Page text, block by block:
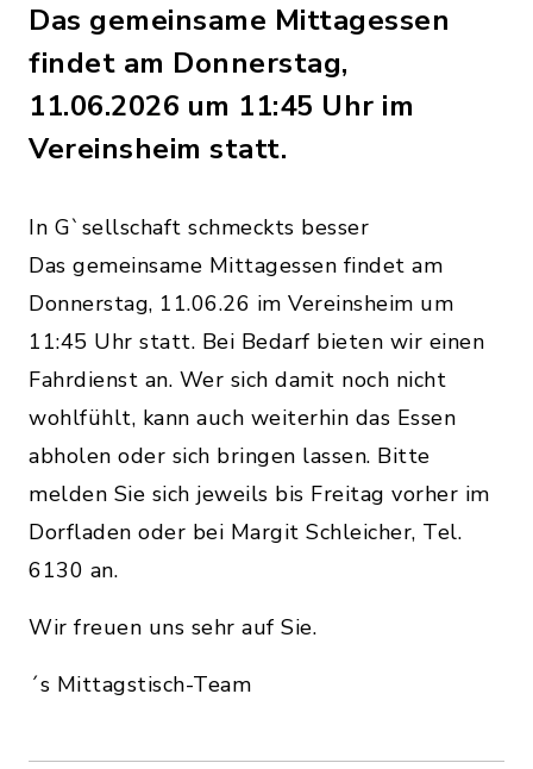
Das gemeinsame Mittagessen
findet am Donnerstag,
11.06.2026 um 11:45 Uhr im
Vereinsheim statt.
In G`sellschaft schmeckts besser
Das gemeinsame Mittagessen findet am
Donnerstag, 11.06.26 im Vereinsheim um
11:45 Uhr statt. Bei Bedarf bieten wir einen
Fahrdienst an. Wer sich damit noch nicht
wohlfühlt, kann auch weiterhin das Essen
abholen oder sich bringen lassen. Bitte
melden Sie sich jeweils bis Freitag vorher im
Dorfladen oder bei Margit Schleicher, Tel.
6130 an.
Wir freuen uns sehr auf Sie.
´s Mittagstisch-Team